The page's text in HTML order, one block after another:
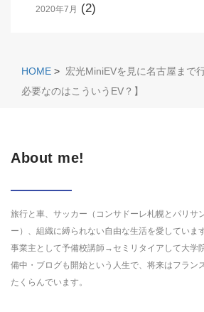
2020年7月 (2)
HOME > 宏光MiniEVを見に名古屋まで
必要なのはこういうEV？】
About me!
旅行と車、サッカー（コンサドーレ札幌とパリサ
ー）、組織に縛られない自由な生活を愛していま
事業主として予備校講師→セミリタイアして大学
備中・ブログも開始という人生で、将来はフラン
たくらんでいます。